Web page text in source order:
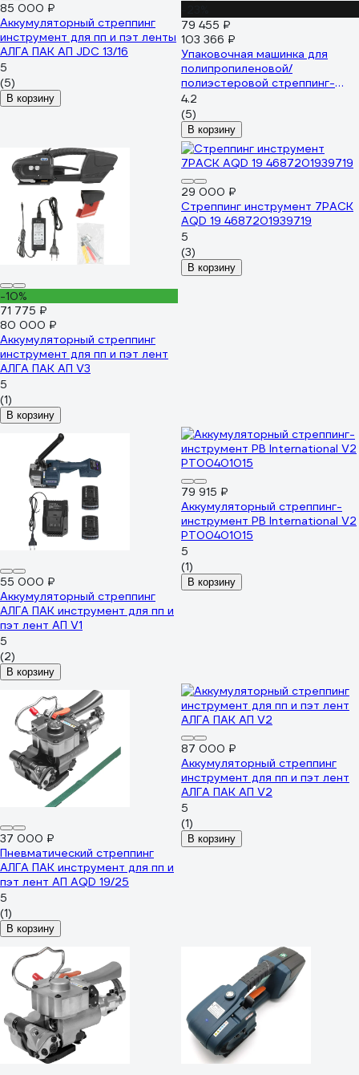
85 000 ₽
Аккумуляторный стреппинг
инструмент для пп и пэт ленты
АЛГА ПАК АП JDC 13/16
5
(5)
В корзину
79 455 ₽
103 366 ₽
Упаковочная машинка для
полипропиленовой/
полиэстеровой стреппинг-
ленты vertextools 14.4 volt li-ion
V2
4.2
(5)
В корзину
-10%
71 775 ₽
80 000 ₽
Аккумуляторный стреппинг
инструмент для пп и пэт лент
АЛГА ПАК АП V3
5
(1)
В корзину
29 000 ₽
Cтреппинг инструмент 7PACK
AQD 19 4687201939719
5
(3)
В корзину
55 000 ₽
Аккумуляторный стреппинг
АЛГА ПАК инструмент для пп и
пэт лент АП V1
5
(2)
В корзину
79 915 ₽
Аккумуляторный стреппинг-
инструмент PB International V2
PT00401015
5
(1)
В корзину
37 000 ₽
Пневматический стреппинг
АЛГА ПАК инструмент для пп и
пэт лент АП AQD 19/25
5
(1)
В корзину
87 000 ₽
Аккумуляторный стреппинг
инструмент для пп и пэт лент
АЛГА ПАК АП V2
5
(1)
В корзину